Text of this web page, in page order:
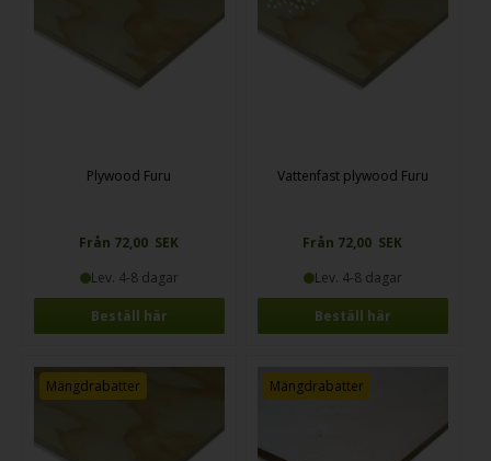
Plywood Furu
Från 72,00 SEK
Lev. 4-8 dagar
Beställ här
Vattenfast plywood Furu
Från 72,00 SEK
Lev. 4-8 dagar
Beställ här
Mängdrabatter Mängdrabatter